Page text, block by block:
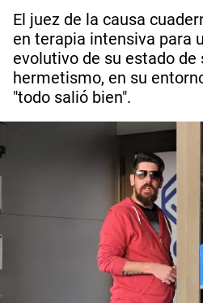
El juez de la causa
en terapia intensiva para
evolutivo de su estado de
hermetismo, en su
"todo salió bien".